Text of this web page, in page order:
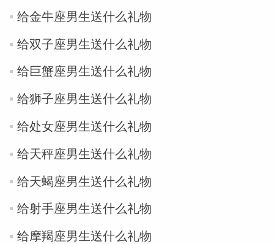
_susan
给金牛座男生送什么礼物
给双子座男生送什么礼物
给巨蟹座男生送什么礼物
给狮子座男生送什么礼物
给处女座男生送什么礼物
给天秤座男生送什么礼物
给天蝎座男生送什么礼物
给射手座男生送什么礼物
给摩羯座男生送什么礼物